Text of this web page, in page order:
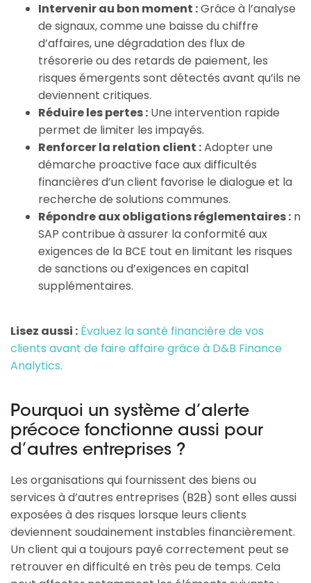
Intervenir au bon moment :Grâce à l’analyse
de signaux, comme une baisse du chiffre
d’affaires, une dégradation des flux de
trésorerie ou des retards de paiement, les
risques émergents sont détectés avant qu’ils ne
deviennent critiques.
Réduire les pertes : Une intervention rapide
permet de limiter les impayés.
Renforcer la relation client :Adopter une
démarche proactive face aux difficultés
financières d’un client favorise le dialogue et la
recherche de solutions communes.
Répondre aux obligations réglementaires : n
SAP contribue à assurer la conformité aux
exigences de la BCE tout en limitant les risques
de sanctions ou d’exigences en capital
supplémentaires.
Lisez aussi : Évaluez la santé financière de vos
clients avant de faire affaire grâce à D&B Finance
Analytics.
Pourquoi un système d’alerte
précoce fonctionne aussi pour
d’autres entreprises ?
Les organisations qui fournissent des biens ou
services à d’autres entreprises (B2B) sont elles aussi
exposées à des risques lorsque leurs clients
deviennent soudainement instables financièrement.
Un client qui a toujours payé correctement peut se
retrouver en difficulté en très peu de temps. Cela